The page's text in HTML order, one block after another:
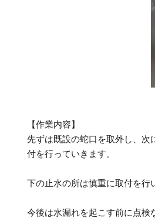
【作業内容】
先ずは既設の蛇口を取外し、次
付を行っていきます。
下の止水の所は慎重に取付を行
今後は水漏れを起こす前に点検